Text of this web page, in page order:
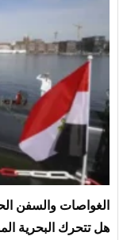
الغواصات والسفن
هل تتحرك البحرية